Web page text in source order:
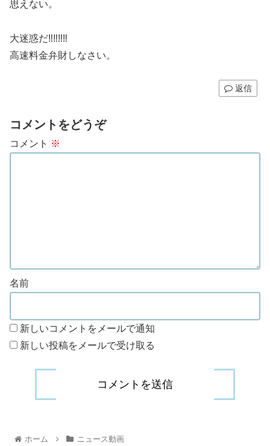
思えない。
大迷惑だ‼️‼️‼️‼️
高速料金弁財しなさい。
返信
コメントをどうぞ
コメント ※
名前
新しいコメントをメールで通知
新しい投稿をメールで受け取る
ホーム ニュース動画